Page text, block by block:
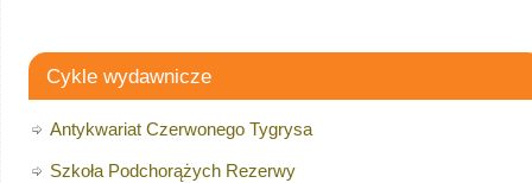
Cykle wydawnicze
Antykwariat Czerwonego Tygrysa
Szkoła Podchorążych Rezerwy